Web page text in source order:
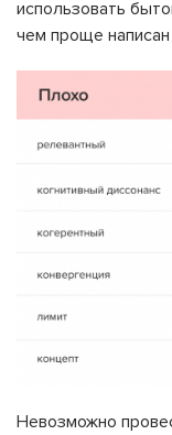
использовать
чем проще
Невозможно